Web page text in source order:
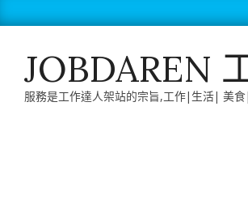
to
JOBDAREN
服務是工作達人架站的宗旨,工作|生活| 美